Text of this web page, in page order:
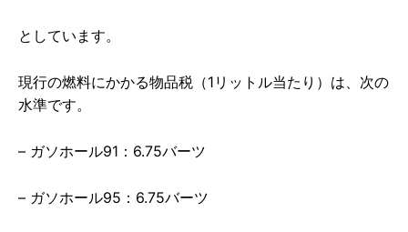
としています。
現行の燃料にかかる物品税（1リットル当たり）は、次の
水準です。
– ガソホール91：6.75バーツ
– ガソホール95：6.75バーツ